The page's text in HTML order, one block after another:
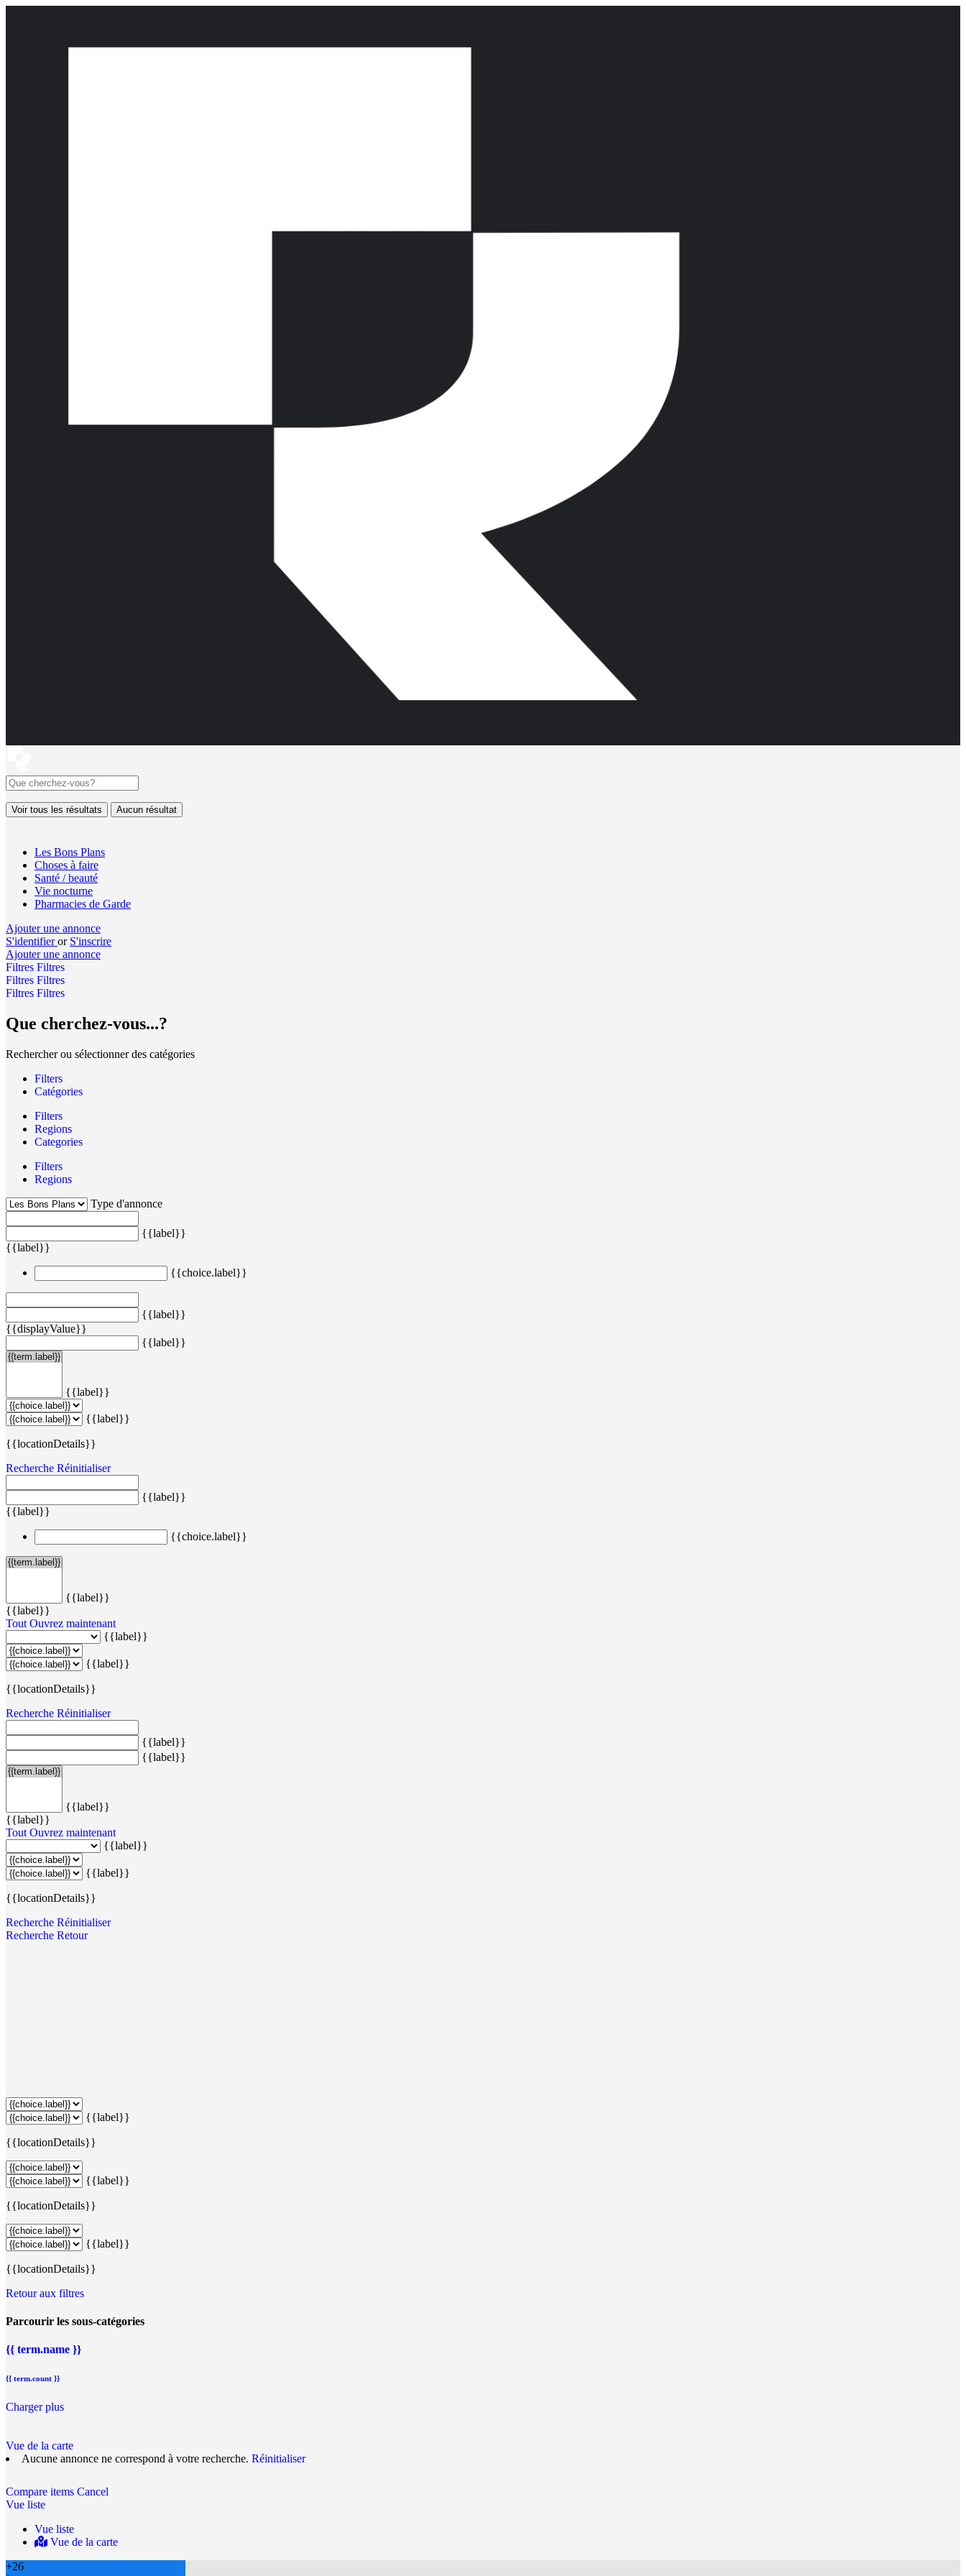
Voir tous les résultats Aucun résultat
Les Bons Plans
Choses à faire
Santé / beauté
Vie nocturne
Pharmacies de Garde
Ajouter une annonce
S'identifieror S'inscrire
Ajouter une annonce
Filtres Filtres
Filtres Filtres
Filtres Filtres
Que cherchez-vous...?
Rechercher ou sélectionner des catégories
Filters
Catégories
Filters
Regions
Categories
Filters
Regions
Type d'annonce
{{label}}
{{label}}
{{choice.label}}
{{label}}
{{displayValue}}
{{label}}
{{label}}
{{label}}
{{locationDetails}}
Recherche Réinitialiser
{{label}}
{{label}}
{{choice.label}}
{{label}}
{{label}}
Tout Ouvrez maintenant
{{label}}
{{label}}
{{locationDetails}}
Recherche Réinitialiser
{{label}}
{{label}}
{{label}}
{{label}}
Tout Ouvrez maintenant
{{label}}
{{label}}
{{locationDetails}}
Recherche Réinitialiser
Recherche Retour
{{label}}
{{locationDetails}}
{{label}}
{{locationDetails}}
{{label}}
{{locationDetails}}
Retour aux filtres
Parcourir les sous-catégories
{{ term.name }}
{{ term.count }}
Charger plus
Vue de la carte
Aucune annonce ne correspond à votre recherche. Réinitialiser
Compare items Cancel
Vue liste
Vue liste
Vue de la carte
+26